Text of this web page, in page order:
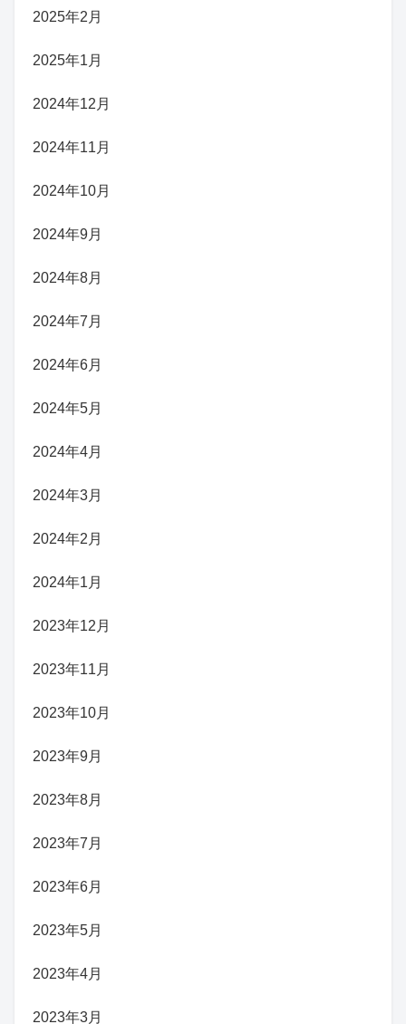
2025年2月
2025年1月
2024年12月
2024年11月
2024年10月
2024年9月
2024年8月
2024年7月
2024年6月
2024年5月
2024年4月
2024年3月
2024年2月
2024年1月
2023年12月
2023年11月
2023年10月
2023年9月
2023年8月
2023年7月
2023年6月
2023年5月
2023年4月
2023年3月